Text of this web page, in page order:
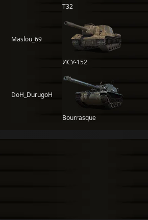
T32
Maslou_69
ИСУ-152
DoH_DurugoH
Bourrasque